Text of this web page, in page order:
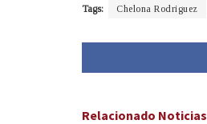
Tags: Chelona Rodriguez
Relacionado Noticias